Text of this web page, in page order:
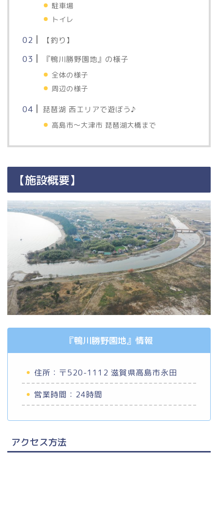
駐車場
トイレ
【釣り】
『鴨川勝野園地』の様子
全体の様子
周辺の様子
琵琶湖 西エリアで遊ぼう♪
高島市～大津市 琵琶湖大橋まで
【施設概要】
『鴨川勝野園地』情報
住所：〒520-1112 滋賀県高島市永田
営業時間：24時間
アクセス方法